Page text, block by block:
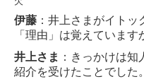
伊藤 ：井上さまがイト
「理由」は覚えています
井上さま ：きっかけは
紹介を受けたことでした。